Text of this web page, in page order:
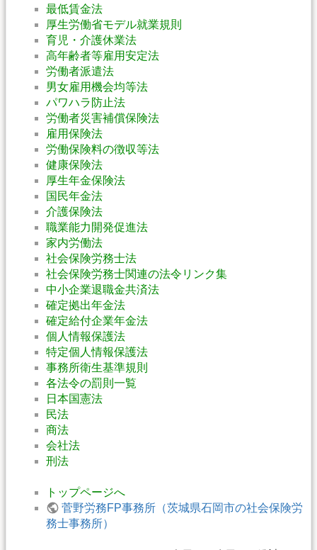
最低賃金法
厚生労働省モデル就業規則
育児・介護休業法
高年齢者等雇用安定法
労働者派遣法
男女雇用機会均等法
パワハラ防止法
労働者災害補償保険法
雇用保険法
労働保険料の徴収等法
健康保険法
厚生年金保険法
国民年金法
介護保険法
職業能力開発促進法
家内労働法
社会保険労務士法
社会保険労務士関連の法令リンク集
中小企業退職金共済法
確定拠出年金法
確定給付企業年金法
個人情報保護法
特定個人情報保護法
事務所衛生基準規則
各法令の罰則一覧
日本国憲法
民法
商法
会社法
刑法
トップページへ
菅野労務FP事務所（茨城県石岡市の社会保険労
務士事務所）